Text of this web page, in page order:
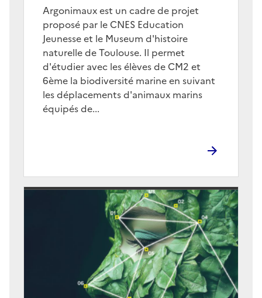
Corps
Argonimaux est un cadre de projet
proposé par le CNES Education
Jeunesse et le Museum d'histoire
naturelle de Toulouse. Il permet
d'étudier avec les élèves de CM2 et
6ème la biodiversité marine en suivant
les déplacements d'animaux marins
équipés de...
Image